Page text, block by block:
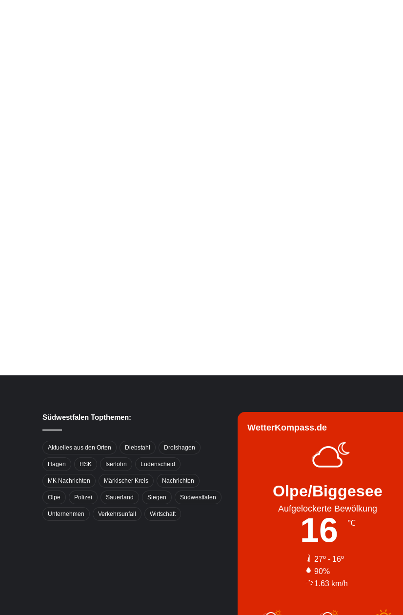
Südwestfalen Topthemen:
Aktuelles aus den Orten Diebstahl Drolshagen
Hagen HSK Iserlohn Lüdenscheid
MK Nachrichten Märkischer Kreis Nachrichten
Olpe Polizei Sauerland Siegen Südwestfalen
Unternehmen Verkehrsunfall Wirtschaft
WetterKompass.de
Olpe/Biggesee
Aufgelockerte Bewölkung
16 ℃
27º - 16º
90%
1.63 km/h